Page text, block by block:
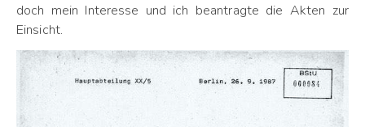
doch mein Interesse und ich beantragte die Akten zur
Einsicht.